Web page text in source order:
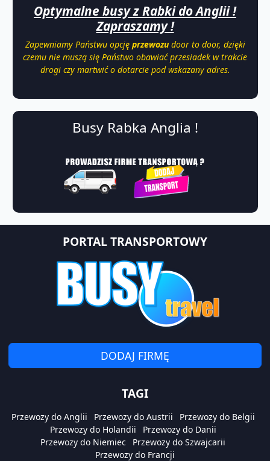
Optymalne busy z Rabki do Anglii !
Zapraszamy !
Zapewniamy Państwu opcję przewozudoor to door, dzięki
czemu nie muszą się Państwo obawiać przesiadek w trakcie
drogi czy martwić o dotarcie pod wskazany adres.
Busy Rabka Anglia !
PORTAL TRANSPORTOWY
DODAJ FIRMĘ
TAGI
Przewozy do Anglii Przewozy do Austrii
Przewozy do Belgii
Przewozy do Holandii
Przewozy do Danii
Przewozy do Niemiec
Przewozy do Szwajcarii
Przewozy do Francji